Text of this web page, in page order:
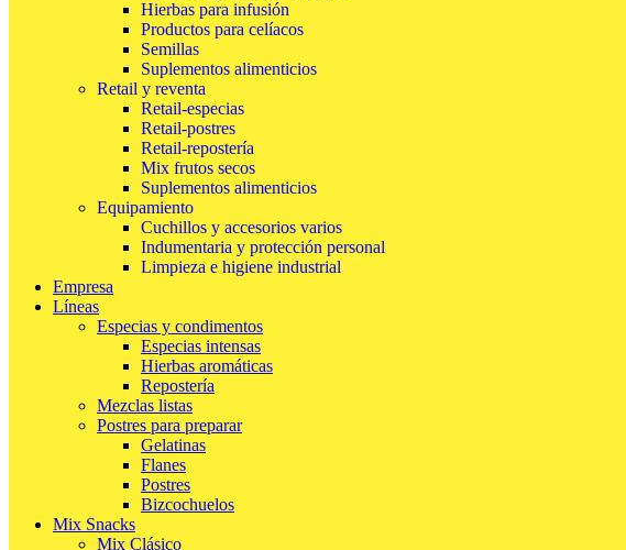
Hierbas para infusión
Productos para celíacos
Semillas
Suplementos alimenticios
Retail y reventa
Retail-especias
Retail-postres
Retail-repostería
Mix frutos secos
Suplementos alimenticios
Equipamiento
Cuchillos y accesorios varios
Indumentaria y protección personal
Limpieza e higiene industrial
Empresa
Líneas
Especias y condimentos
Especias intensas
Hierbas aromáticas
Repostería
Mezclas listas
Postres para preparar
Gelatinas
Flanes
Postres
Bizcochuelos
Mix Snacks
Mix Clásico